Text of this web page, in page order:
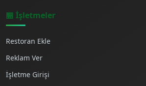
🏪 İşletmeler
Restoran Ekle
Reklam Ver
İşletme Girişi